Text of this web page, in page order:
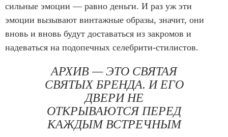
сильные эмоции — равно деньги. И раз уж эти
эмоции вызывают винтажные образы, значит, они
вновь и вновь будут доставаться из закромов и
надеваться на подопечных селебрити-стилистов.
АРХИВ — ЭТО СВЯТАЯ
СВЯТЫХ БРЕНДА. И ЕГО
ДВЕРИ НЕ
ОТКРЫВАЮТСЯ ПЕРЕД
КАЖДЫМ ВСТРЕЧНЫМ